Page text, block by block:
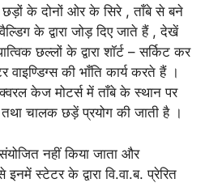
छड़ों के दोनों ओर के सिरे , ताँबे से बने
के द्वारा जोड़ दिए जाते हैं , देखें
छल्लों के द्वारा शॉर्ट – सर्किट कर
वाइण्डिग्स की भाँति कार्य करते हैं ।
केज मोटर्स में ताँबे के स्थान पर
चालक छड़ें प्रयोग की जाती है ।
नहीं किया जाता और
इनमें स्टेटर के द्वारा वि.वा.ब. प्रेरित